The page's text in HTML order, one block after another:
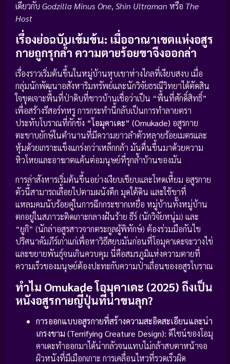
เดียวกับ Godzilla Minus One, Shin Ultraman หรือ The
Host
เรื่องย่อฉบับเข้มข้น: เมื่ออาณาเขตแห่งอสูร
กายถูกรุกล้ำ ความตายร้อยขาจึงออกล่า
เรื่องราวเริ่มต้นขึ้นในหมู่บ้านหุบเขาห่างไกลที่เงียบสงบ เมื่อ
กลุ่มนักพัฒนาอสังหาริมทรัพย์และนักวิจัยธรณีวิทยาได้ตัดสิน
ใจขุดเจาะพื้นที่ป่าดิบที่ชาวบ้านเชื่อว่าเป็น “พื้นที่ศักดิ์สิทธิ์”
เพื่อสร้างรีสอร์ทหรู การกระทำนี้กลับเป็นการทำลายตรา
ประทับโบราณที่กักขัง “โอมุคาเดะ” (Omukade) อสูรกาย
ตะขาบยักษ์ในตำนานที่มีความยาวลำตัวหลายร้อยเมตรและ
หุ้มด้วยเกราะแข็งแกร่งกว่าเหล็กกล้า มันตื่นขึ้นมาด้วยความ
หิวโหยและอาฆาตแค้นต่อมนุษย์ที่รุกล้ำบ้านของมัน
การล่าสังหารเริ่มต้นขึ้นอย่างเงียบเชียบและโหดเหี้ยม อสูรกาย
ตัวนี้สามารถเลื้อยไปตามผนังตึก มุดใต้ดิน และใช้ขาที่
แหลมคมนับร้อยคู่ในการฉีกกระชากเหยื่อ หมู่บ้านทั้งหมู่บ้าน
ตกอยู่ในสภาวะติดเกาะกลางฝันร้าย ธีร์ (นักวิจัยหนุ่ม) และ
“ยูกิ” (นักล่าอสูรสาวจากตระกูลผู้พิทักษ์) ต้องร่วมมือกันไข
ปริศนาคัมภีร์เก่าแก่เพื่อหาวิธีสยบมันก่อนที่โอมุคาเดะจะวางไข่
และขยายพันธุ์จนเกินควบคุม นี่คือสมรภูมิแห่งความตายที่
ความเร็วของมนุษย์ต้องปะทะกับความป่าเถื่อนของอสูรโบราณ
ทำไม Omukade โอมุคาเดะ (2025) ถึงเป็น
หนังอสูรกายญี่ปุ่นที่น่าขนลุก?
การออกแบบอสูรกายที่สร้างความสะอิดสะเอียนและน่า
เกรงขาม (Terrifying Creature Design): ดีไซน์ของโอมุ
คาเดะทำออกมาได้น่ากลัวจนแทบไม่กล้าสบตาหน้าจอ
ผิวหนังที่มีเมือกเกาะ การเคลื่อนไหวที่รวดเร็วผิด